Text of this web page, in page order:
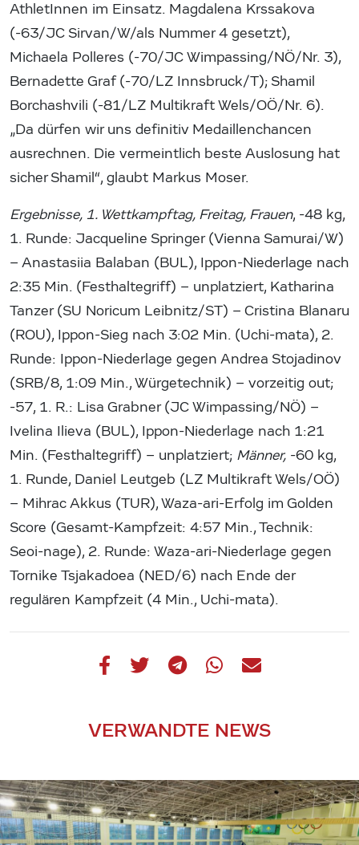
AthletInnen im Einsatz. Magdalena Krssakova
(-63/JC Sirvan/W/als Nummer 4 gesetzt),
Michaela Polleres (-70/JC Wimpassing/NÖ/Nr. 3),
Bernadette Graf (-70/LZ Innsbruck/T); Shamil
Borchashvili (-81/LZ Multikraft Wels/OÖ/Nr. 6).
„Da dürfen wir uns definitiv Medaillenchancen
ausrechnen. Die vermeintlich beste Auslosung hat
sicher Shamil“, glaubt Markus Moser.
Ergebnisse, 1. Wettkampftag, Freitag, Frauen, -48 kg,
1. Runde: Jacqueline Springer (Vienna Samurai/W)
– Anastasiia Balaban (BUL), Ippon-Niederlage nach
2:35 Min. (Festhaltegriff) – unplatziert, Katharina
Tanzer (SU Noricum Leibnitz/ST) – Cristina Blanaru
(ROU), Ippon-Sieg nach 3:02 Min. (Uchi-mata), 2.
Runde: Ippon-Niederlage gegen Andrea Stojadinov
(SRB/8, 1:09 Min., Würgetechnik) – vorzeitig out;
-57, 1. R.: Lisa Grabner (JC Wimpassing/NÖ) –
Ivelina Ilieva (BUL), Ippon-Niederlage nach 1:21
Min. (Festhaltegriff) – unplatziert; Männer, -60 kg,
1. Runde, Daniel Leutgeb (LZ Multikraft Wels/OÖ)
– Mihrac Akkus (TUR), Waza-ari-Erfolg im Golden
Score (Gesamt-Kampfzeit: 4:57 Min., Technik:
Seoi-nage), 2. Runde: Waza-ari-Niederlage gegen
Tornike Tsjakadoea (NED/6) nach Ende der
regulären Kampfzeit (4 Min., Uchi-mata).
VERWANDTE NEWS